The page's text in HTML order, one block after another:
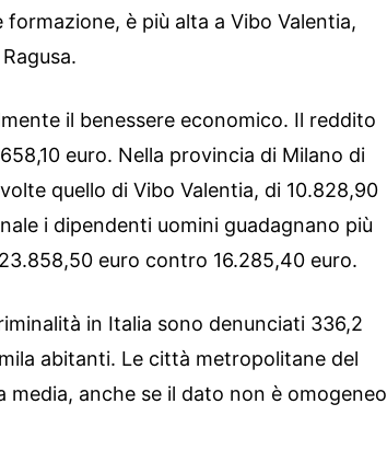
è più alta a Vibo Valentia,
il benessere economico. Il reddito
euro. Nella provincia di Milano di
quello di Vibo Valentia, di 10.828,90
i dipendenti uomini guadagnano più
euro contro 16.285,40 euro.
in Italia sono denunciati 336,2
abitanti. Le città metropolitane del
media, anche se il dato non è omogeneo